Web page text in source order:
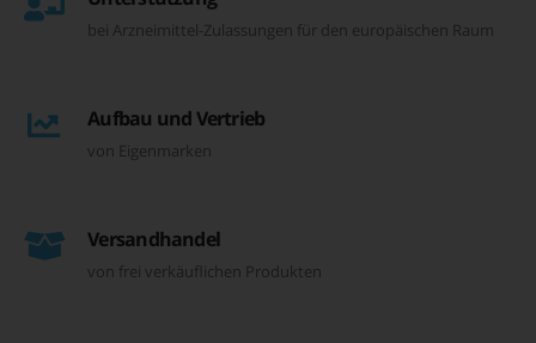
bei Arzneimittel-Zulassungen für den europäischen Raum
Aufbau und Vertrieb
von Eigenmarken
Versandhandel
von frei verkäuflichen Produkten